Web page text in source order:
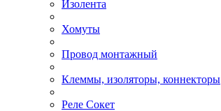
Изолента
Хомуты
Провод монтажный
Клеммы, изоляторы, коннекторы
Реле Сокет